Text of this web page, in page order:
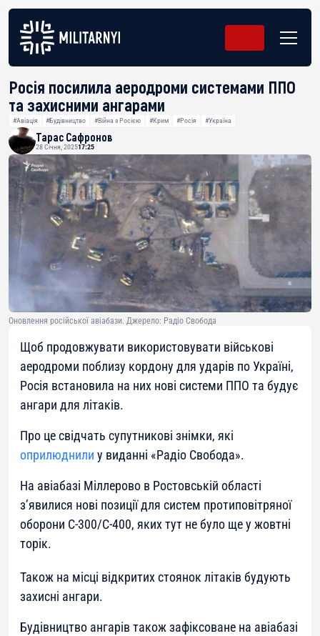
Росія посилила аеродроми системами ППО
та захисними ангарами
#Авіація #Будівництво #Війна з Росією #Крим #Росія #Україна
Тарас Сафронов
28 Січня, 202517:25
Оновлення російської авіабази. Джерело: Радіо Свобода
Щоб продовжувати використовувати військові
аеродроми поблизу кордону для ударів по Україні,
Росія встановила на них нові системи ППО та будує
ангари для літаків.
Про це свідчать супутникові знімки, які
оприлюднили у виданні «Радіо Свобода».
На авіабазі Міллерово в Ростовській області
з’явилися нові позиції для систем протиповітряної
оборони С-300/С-400, яких тут не було ще у жовтні
торік.
Також на місці відкритих стоянок літаків будують
захисні ангари.
Будівництво ангарів також зафіксоване на авіабазі